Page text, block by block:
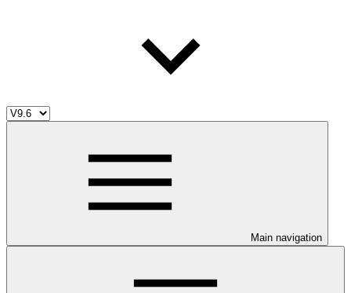
Main navigation